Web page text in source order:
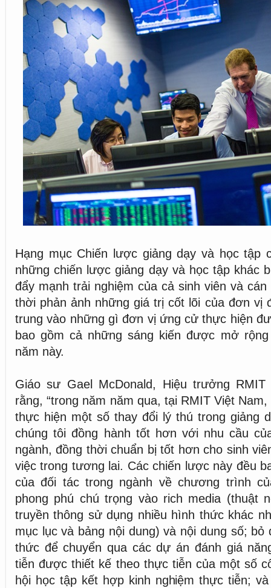
Hạng mục Chiến lược giảng dạy và học tập
những chiến lược giảng dạy và học tập khác
đẩy mạnh trải nghiệm của cả sinh viên và
thời phản ảnh những giá trị cốt lõi của đơn vị
trung vào những gì đơn vị ứng cử thực hiện
bao gồm cả những sáng kiến được mở
năm này.
Giáo sư Gael McDonald, Hiệu trưởng
rằng, “trong năm năm qua, tại RMIT Việt
thực hiện một số thay đổi lý thú trong giảng
chúng tôi đồng hành tốt hơn với nhu cầu
ngành, đồng thời chuẩn bị tốt hơn cho sinh
việc trong tương lai. Các chiến lược này đều
của đối tác trong ngành về chương trình
phong phú chú trọng vào rich media (thuật
truyền thông sử dụng nhiều hình thức khác
mục lục và bảng nội dung) và nội dung số; bỏ
thức để chuyển qua các dự án đánh giá
tiễn được thiết kế theo thực tiễn của một số
hội học tập kết hợp kinh nghiệm thực tiễn;